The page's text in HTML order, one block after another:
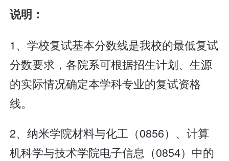
说明：
1、学校复试基本分数线是我校的最低复试
分数要求，各院系可根据招生计划、生源
的实际情况确定本学科专业的复试资格
线。
2、纳米学院材料与化工（0856）、计算
机科学与技术学院电子信息（0854）中的